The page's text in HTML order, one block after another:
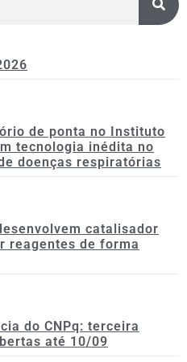
de ponta no Instituto
tecnologia inédita no
doenças respiratórias
catalisador
reagentes de forma
do CNPq: terceira
até 10/09